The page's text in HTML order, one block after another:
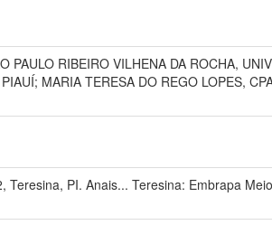
RIBEIRO VILHENA DA ROCHA,
MARIA TERESA DO REGO LOPES,
Teresina, PI. Anais... Teresina: Embrapa